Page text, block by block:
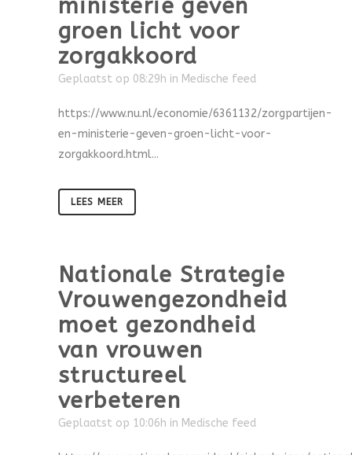
ministerie geven
groen licht voor
zorgakkoord
Geplaatst op 08:29h in Medische feed
https://www.nu.nl/economie/6361132/zorgpartijen-
en-ministerie-geven-groen-licht-voor-
zorgakkoord.html...
LEES MEER
Nationale Strategie
Vrouwengezondheid
moet gezondheid
van vrouwen
structureel
verbeteren
Geplaatst op 10:06h in Medische feed